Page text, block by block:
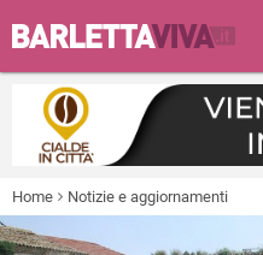
Home Notizie e aggiornamenti